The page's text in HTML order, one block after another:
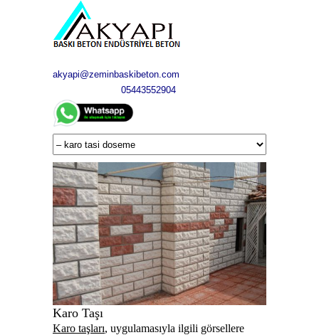
akyapi@zeminbaskibeton.com
05443552904
Karo Taşı
Karo taşları, uygulamasıyla ilgili görsellere